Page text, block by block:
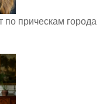
по прическам города